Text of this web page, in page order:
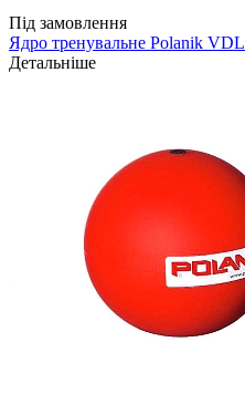
Під замовлення
Ядро тренувальне Polanik VDL
Детальніше